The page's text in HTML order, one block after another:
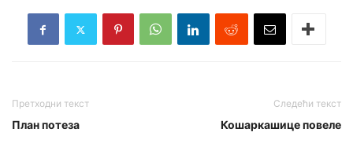
Претходни текст
План потеза
Следећи текст
Кошаркашице повеле